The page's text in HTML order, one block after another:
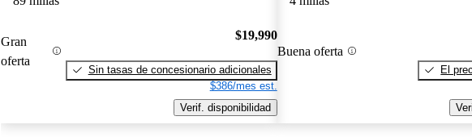
Gran
oferta
$19,990
Sin tasas de concesionario adicionales
$386/mes est.
Verif. disponibilidad
Buena oferta
El